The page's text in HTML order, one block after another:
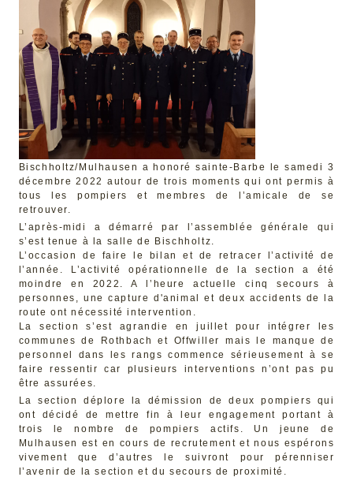
Bischholtz/Mulhausen a honoré sainte-Barbe le samedi 3
décembre 2022 autour de trois moments qui ont permis à
tous les pompiers et membres de l’amicale de se
retrouver.
L’après-midi a démarré par l’assemblée générale qui
s’est tenue à la salle de Bischholtz.
L’occasion de faire le bilan et de retracer l’activité de
l’année. L’activité opérationnelle de la section a été
moindre en 2022. A l’heure actuelle cinq secours à
personnes, une capture d'animal et deux accidents de la
route ont nécessité intervention.
La section s’est agrandie en juillet pour intégrer les
communes de Rothbach et Offwiller mais le manque de
personnel dans les rangs commence sérieusement à se
faire ressentir car plusieurs interventions n’ont pas pu
être assurées.
La section déplore la démission de deux pompiers qui
ont décidé de mettre fin à leur engagement portant à
trois le nombre de pompiers actifs. Un jeune de
Mulhausen est en cours de recrutement et nous espérons
vivement que d’autres le suivront pour pérenniser
l’avenir de la section et du secours de proximité.